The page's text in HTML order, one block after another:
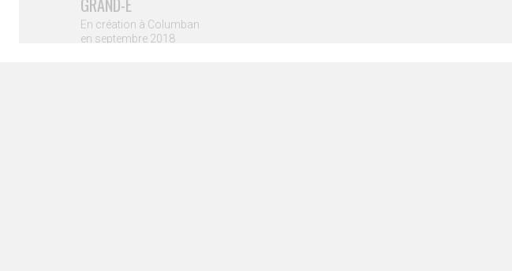
En création à Columban
en septembre 2018
© Copyright Columban 2023 / ASBL